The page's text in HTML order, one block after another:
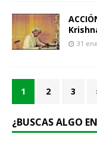
31
1 2 3
¿BUSCAS ALGO